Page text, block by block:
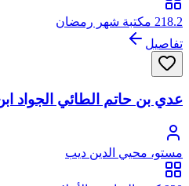
218.2 مكتبة شهر رمضان
تفاصيل
عدي بن حاتم الطائي الجواد
مستو، محيي الدين ديب